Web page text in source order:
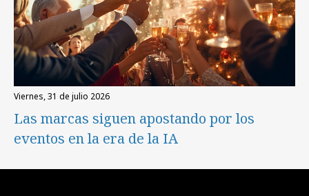
viernes, 31 de julio 2026
Las marcas siguen apostando por los
eventos en la era de la IA